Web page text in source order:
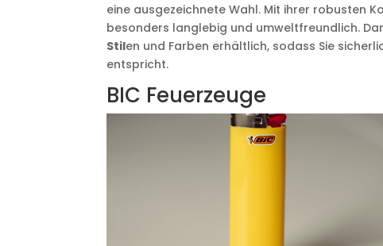
eine ausgezeichnete Wahl. Mit ihrer robusten
besonders langlebig und umweltfreundlich.
Stilen und Farben erhältlich, sodass Sie
entspricht.
BIC Feuerzeuge